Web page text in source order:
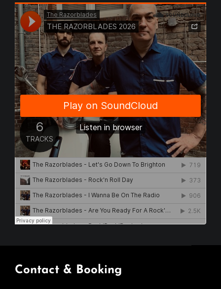
Contact & Booking